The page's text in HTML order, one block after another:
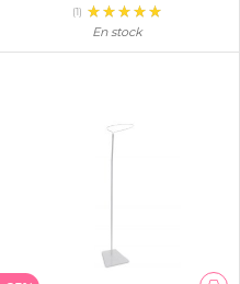
(1)
En stock